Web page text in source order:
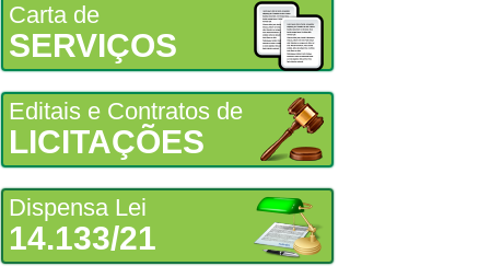
Carta de
SERVIÇOS
Editais e Contratos de
LICITAÇÕES
Dispensa Lei
14.133/21